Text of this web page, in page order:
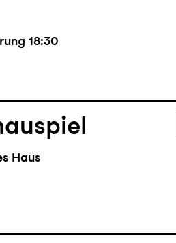
18:30
Haus